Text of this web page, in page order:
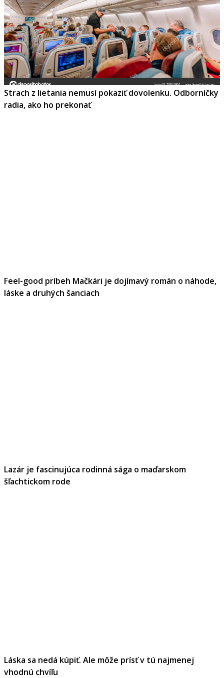
Strach z lietania nemusí pokaziť dovolenku. Odborníčky
radia, ako ho prekonať
Feel-good príbeh Mačkári je dojímavý román o náhode,
láske a druhých šanciach
Lazár je fascinujúca rodinná sága o maďarskom
šľachtickom rode
Láska sa nedá kúpiť. Ale môže prísť v tú najmenej
vhodnú chvíľu